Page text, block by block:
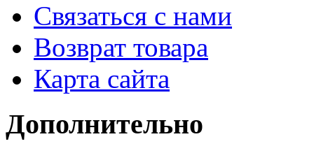
Связаться с нами
Возврат товара
Карта сайта
Дополнительно